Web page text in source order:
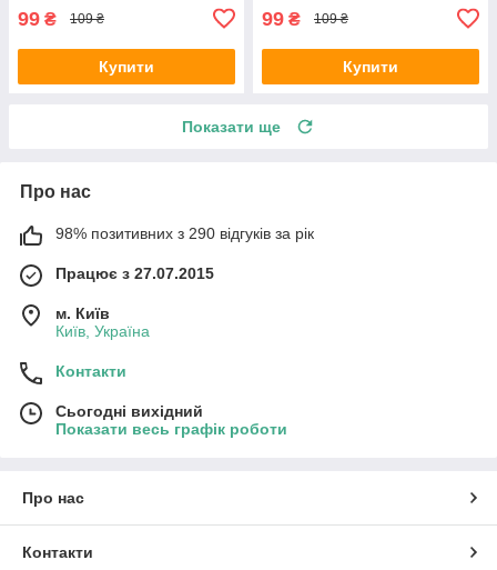
99 ₴ 109 ₴
Купити
99 ₴ 109 ₴
Купити
Показати ще
Про нас
98% позитивних з 290 відгуків за рік
Працює з 27.07.2015
м. Київ
Київ, Україна
Контакти
Сьогодні вихідний
Показати весь графік роботи
Про нас
Контакти